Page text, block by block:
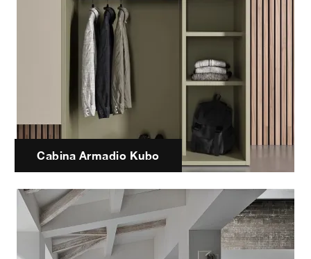
Cabina Armadio Kubo